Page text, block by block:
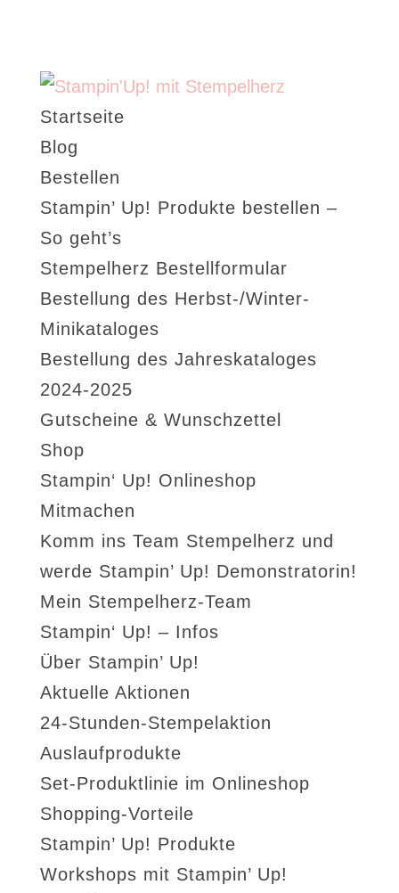
Startseite
Blog
Bestellen
Stampin’ Up! Produkte bestellen –
So geht’s
Stempelherz Bestellformular
Bestellung des Herbst-/Winter-
Minikataloges
Bestellung des Jahreskataloges
2024-2025
Gutscheine & Wunschzettel
Shop
Stampin‘ Up! Onlineshop
Mitmachen
Komm ins Team Stempelherz und
werde Stampin’ Up! Demonstratorin!
Mein Stempelherz-Team
Stampin‘ Up! – Infos
Über Stampin’ Up!
Aktuelle Aktionen
24-Stunden-Stempelaktion
Auslaufprodukte
Set-Produktlinie im Onlineshop
Shopping-Vorteile
Stampin’ Up! Produkte
Workshops mit Stampin’ Up!